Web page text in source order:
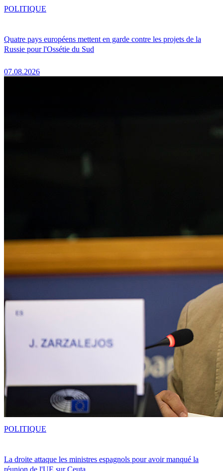
Quatre pays européens mettent en garde contre les projets de la
Russie pour l'Ossétie du Sud
07.08.2026
POLITIQUE
La droite attaque les ministres espagnols pour avoir manqué la
POLITIQUE